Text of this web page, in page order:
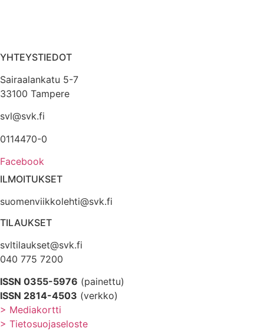
YHTEYSTIEDOT
Sairaalankatu 5-7
33100 Tampere
svl@svk.fi
0114470-0
Facebook
ILMOITUKSET
suomenviikkolehti@svk.fi
TILAUKSET
svltilaukset@svk.fi
040 775 7200
ISSN 0355-5976 (painettu)
ISSN 2814-4503 (verkko)
> Mediakortti
> Tietosuojaseloste